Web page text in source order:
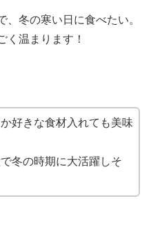
冬の寒い日に食べたい。
く温まります！
好きな食材入れても美味
冬の時期に大活躍しそ